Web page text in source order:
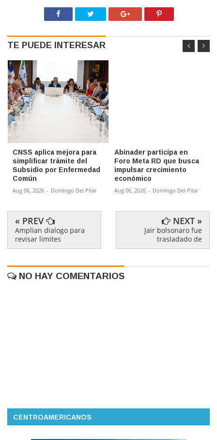
TE PUEDE INTERESAR
CNSS aplica mejora para
simplificar trámite del
Subsidio por Enfermedad
Común
Aug 06, 2026 - Domingo Del Pilar
Abinader participa en
Foro Meta RD que busca
impulsar crecimiento
económico
Aug 06, 2026 - Domingo Del Pilar
« PREV
Amplian dialogo para
revisar limites
NEXT »
Jair bolsonaro fue
trasladado de
NO HAY COMENTARIOS
CENTROAMERICANOS